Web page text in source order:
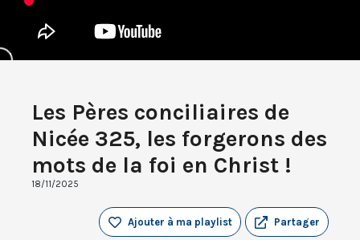
Les Pères conciliaires de
Nicée 325, les forgerons des
mots de la foi en Christ !
18/11/2025
Partager
Ajouter à ma playlist